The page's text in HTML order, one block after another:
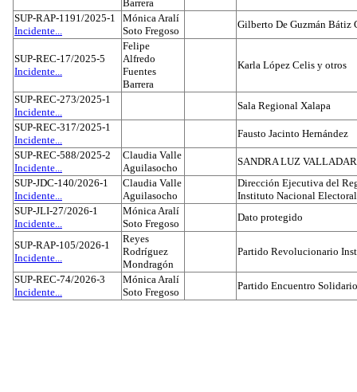
Barrera
SUP-RAP-1191/2025-1
Incidente...
Mónica Aralí
Soto Fregoso
Gilberto De Guzmán Bátiz
SUP-REC-17/2025-5
Incidente...
Felipe
Alfredo
Fuentes
Barrera
Karla López Celis y otros
SUP-REC-273/2025-1
Incidente...
Sala Regional Xalapa
SUP-REC-317/2025-1
Incidente...
Fausto Jacinto Hernández
SUP-REC-588/2025-2
Incidente...
Claudia Valle
Aguilasocho
SANDRA LUZ
SUP-JDC-140/2026-1
Incidente...
Claudia Valle
Aguilasocho
Dirección Ejecutiva del
Instituto Nacional Electoral
SUP-JLI-27/2026-1
Incidente...
Mónica Aralí
Soto Fregoso
Dato protegido
SUP-RAP-105/2026-1
Incidente...
Reyes
Rodríguez
Mondragón
Partido Revolucionario
SUP-REC-74/2026-3
Incidente...
Mónica Aralí
Soto Fregoso
Partido Encuentro